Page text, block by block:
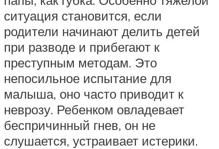
ситуация становится, если
родители начинают делить детей
при разводе и прибегают к
преступным методам. Это
непосильное испытание для
малыша, оно часто приводит к
неврозу. Ребенком овладевает
беспричинный гнев, он не
слушается, устраивает истерики.